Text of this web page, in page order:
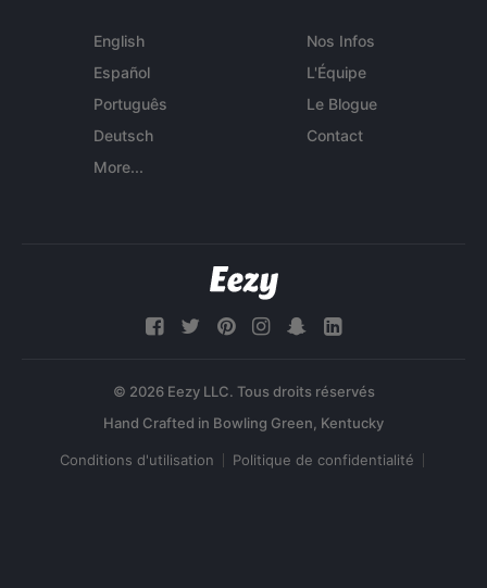
English
Español
Português
Deutsch
More...
Nos Infos
L'Équipe
Le Blogue
Contact
© 2026 Eezy LLC. Tous droits réservés
Conditions d'utilisation Politique de confidentialité